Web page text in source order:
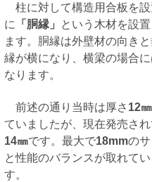
柱に対して構造用合板を
に
「胴縁」
という木材を設
ます。胴縁は外壁材の向き
縁が横になり、横梁の場合
なります。
前述の通り当時は厚さ 12㎜
ていましたが、現在発売さ
14㎜です。最大で18mmの
と性能のバランスが取れてい
す。